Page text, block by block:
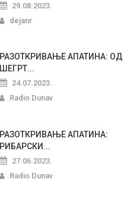
29.08.2023.
dejanr
РАЗОТКРИВАЊЕ АПАТИНА: ОД
ШЕГРТ...
24.07.2023.
Radio Dunav
РАЗОТКРИВАЊЕ АПАТИНА:
РИБАРСКИ...
27.06.2023.
Radio Dunav